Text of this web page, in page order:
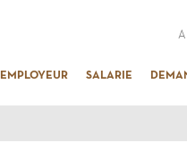
EMPLOYEUR SALARIE